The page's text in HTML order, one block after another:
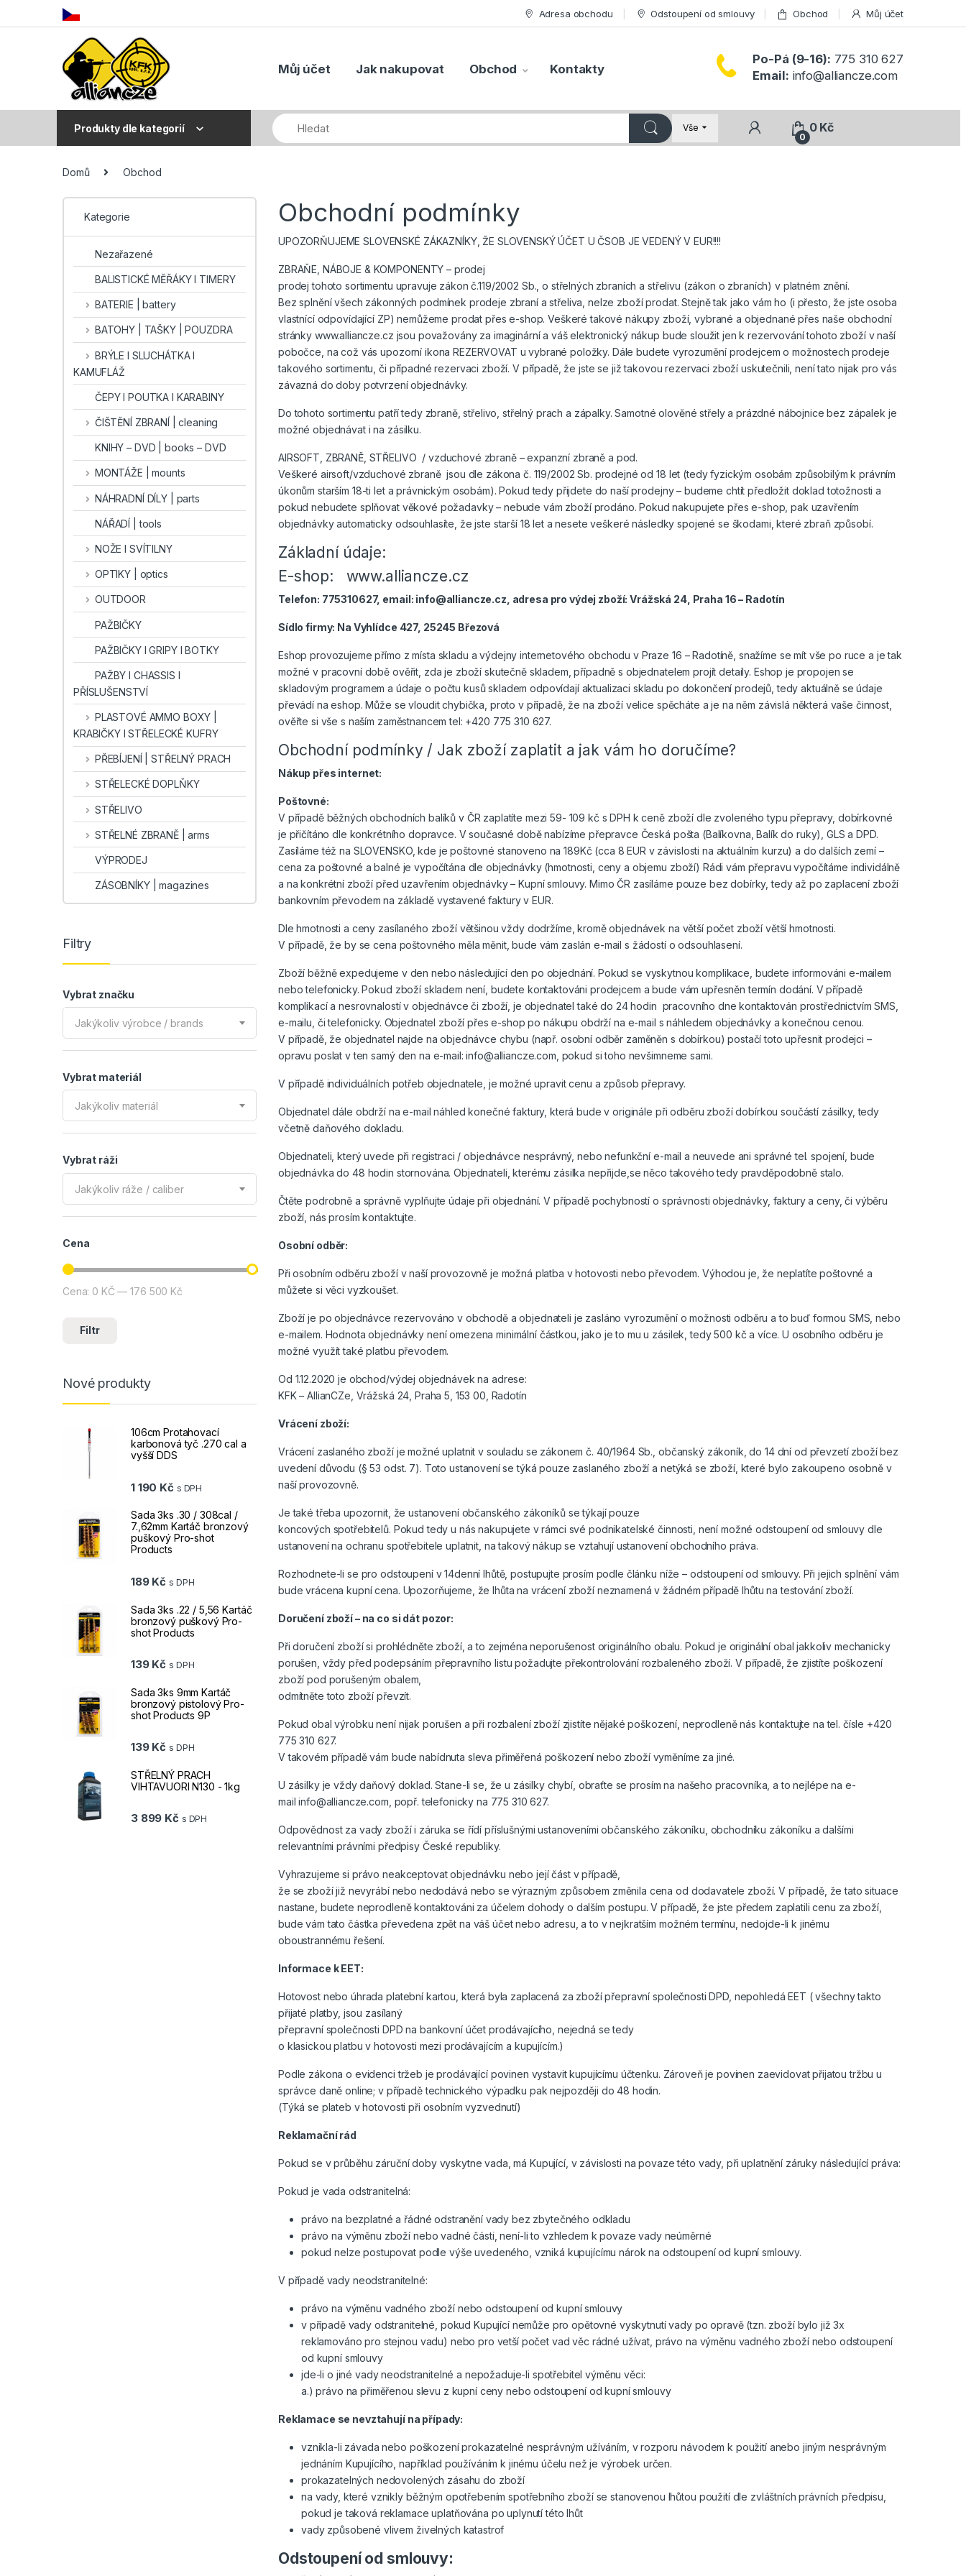
Skip to navigation
Skip to content Adresa obchodu Odstoupení od smlouvy Obchod Můj účet
Můj účet Jak nakupovat Obchod Kontakty
Po-Pá (9-16): 775 310 627
Email: info@alliancze.com
Produkty dle kategorií
Vše
0
0 Kč
Domů Obchod
Obchodní podmínky
UPOZORŇUJEME SLOVENSKÉ ZÁKAZNÍKY, ŽE SLOVENSKÝ ÚČET U ČSOB JE VEDENÝ V EUR!!!!
ZBRAŇE, NÁBOJE & KOMPONENTY – prodej
prodej tohoto sortimentu upravuje zákon č.119/2002 Sb., o střelných zbraních a střelivu (zákon o zbraních) v platném znění.
Bez splnění všech zákonných podmínek prodeje zbraní a střeliva, nelze zboží prodat. Stejně tak jako vám ho (i přesto, že jste osoba
vlastnící odpovídající ZP) nemůžeme prodat přes e-shop. Veškeré takové nákupy zboží, vybrané a objednané přes naše obchodní
stránky www.alliancze.cz jsou považovány za imaginární a váš elektronický nákup bude sloužit jen k rezervování tohoto zboží v naší
pobočce, na což vás upozorní ikona REZERVOVAT u vybrané položky. Dále budete vyrozumění prodejcem o možnostech prodeje
takového sortimentu, či případné rezervaci zboží. V případě, že jste se již takovou rezervaci zboží uskutečnili, není tato nijak pro vás
závazná do doby potvrzení objednávky.
Do tohoto sortimentu patří tedy zbraně, střelivo, střelný prach a zápalky. Samotné olověné střely a prázdné nábojnice bez zápalek je
možné objednávat i na zásilku.
AIRSOFT, ZBRANĚ, STŘELIVO / vzduchové zbraně – expanzní zbraně a pod.
Veškeré airsoft/vzduchové zbraně jsou dle zákona č. 119/2002 Sb. prodejné od 18 let (tedy fyzickým osobám způsobilým k právním
úkonům starším 18-ti let a právnickým osobám). Pokud tedy přijdete do naší prodejny – budeme chtít předložit doklad totožnosti a
pokud nebudete splňovat věkové požadavky – nebude vám zboží prodáno. Pokud nakupujete přes e-shop, pak uzavřením
objednávky automaticky odsouhlasíte, že jste starší 18 let a nesete veškeré následky spojené se škodami, které zbraň způsobí.
Základní údaje:
E-shop: www.alliancze.cz
Telefon: 775310627, email: info@alliancze.cz, adresa pro výdej zboží: Vrážská 24, Praha 16 – Radotín
Sídlo firmy: Na Vyhlídce 427, 25245 Březová
Eshop provozujeme přímo z místa skladu a výdejny internetového obchodu v Praze 16 – Radotíně, snažíme se mít vše po ruce a je tak
možné v pracovní době ověřit, zda je zboží skutečně skladem, případně s objednatelem projít detaily. Eshop je propojen se
skladovým programem a údaje o počtu kusů skladem odpovídají aktualizaci skladu po dokončení prodejů, tedy aktuálně se údaje
převádí na eshop. Může se vloudit chybička, proto v případě, že na zboží velice spěcháte a je na něm závislá některá vaše činnost,
ověřte si vše s naším zaměstnancem tel: +420 775 310 627.
Obchodní podmínky / Jak zboží zaplatit a jak vám ho doručíme?
Nákup přes internet:
Poštovné:
V případě běžných obchodních balíků v ČR zaplatíte mezi 59- 109 kč s DPH k ceně zboží dle zvoleného typu přepravy, dobírkovné
je přičítáno dle konkrétního dopravce. V současné době nabízíme přepravce Česká pošta (Balíkovna, Balík do ruky), GLS a DPD.
Zasíláme též na SLOVENSKO, kde je poštovné stanoveno na 189Kč (cca 8 EUR v závislosti na aktuálním kurzu) a do dalších zemí –
cena za poštovné a balné je vypočítána dle objednávky (hmotnosti, ceny a objemu zboží) Rádi vám přepravu vypočítáme individálně
a na konkrétní zboží před uzavřením objednávky – Kupní smlouvy. Mimo ČR zasíláme pouze bez dobírky, tedy až po zaplacení zboží
bankovním převodem na základě vystavené faktury v EUR.
Dle hmotnosti a ceny zasílaného zboží většinou vždy dodržíme, kromě objednávek na větší počet zboží větší hmotnosti.
V případě, že by se cena poštovného měla měnit, bude vám zaslán e-mail s žádostí o odsouhlasení.
Zboží běžně expedujeme v den nebo následující den po objednání. Pokud se vyskytnou komplikace, budete informováni e-mailem
nebo telefonicky. Pokud zboží skladem není, budete kontaktováni prodejcem a bude vám upřesněn termín dodání. V případě
komplikací a nesrovnalostí v objednávce či zboží, je objednatel také do 24 hodin pracovního dne kontaktován prostřednictvím SMS,
e-mailu, či telefonicky. Objednatel zboží přes e-shop po nákupu obdrží na e-mail s náhledem objednávky a konečnou cenou.
V případě, že objednatel najde na objednávce chybu (např. osobní odběr zaměněn s dobírkou) postačí toto upřesnit prodejci –
opravu poslat v ten samý den na e-mail: info@alliancze.com, pokud si toho nevšimneme sami.
V případě individuálních potřeb objednatele, je možné upravit cenu a způsob přepravy.
Objednatel dále obdrží na e-mail náhled konečné faktury, která bude v originále při odběru zboží dobírkou součástí zásilky, tedy
včetně daňového dokladu.
Objednateli, který uvede při registraci / objednávce nesprávný, nebo nefunkční e-mail a neuvede ani správné tel. spojení, bude
objednávka do 48 hodin stornována. Objednateli, kterému zásilka nepřijde,se něco takového tedy pravděpodobně stalo.
Čtěte podrobně a správně vyplňujte údaje při objednání. V případě pochybností o správnosti objednávky, faktury a ceny, či výběru
zboží, nás prosím kontaktujte.
Osobní odběr:
Při osobním odběru zboží v naší provozovně je možná platba v hotovosti nebo převodem. Výhodou je, že neplatíte poštovné a
můžete si věci vyzkoušet.
Zboží je po objednávce rezervováno v obchodě a objednateli je zasláno vyrozumění o možnosti odběru a to buď formou SMS, nebo
e-mailem. Hodnota objednávky není omezena minimální částkou, jako je to mu u zásilek, tedy 500 kč a více. U osobního odběru je
možné využít také platbu převodem.
Od 1.12.2020 je obchod/výdej objednávek na adrese:
KFK – AllianCZe, Vrážská 24, Praha 5, 153 00, Radotín
Vrácení zboží:
Vrácení zaslaného zboží je možné uplatnit v souladu se zákonem č. 40/1964 Sb., občanský zákoník, do 14 dní od převzetí zboží bez
uvedení důvodu (§ 53 odst. 7). Toto ustanovení se týká pouze zaslaného zboží a netýká se zboží, které bylo zakoupeno osobně v
naší provozovně.
Je také třeba upozornit, že ustanovení občanského zákoníků se týkají pouze
koncových spotřebitelů. Pokud tedy u nás nakupujete v rámci své podnikatelské činnosti, není možné odstoupení od smlouvy dle
ustanovení na ochranu spotřebitele uplatnit, na takový nákup se vztahují ustanovení obchodního práva.
Rozhodnete-li se pro odstoupení v 14denní lhůtě, postupujte prosím podle článku níže – odstoupení od smlouvy. Při jejich splnění vám
bude vrácena kupní cena. Upozorňujeme, že lhůta na vrácení zboží neznamená v žádném případě lhůtu na testování zboží.
Doručení zboží – na co si dát pozor:
Při doručení zboží si prohlédněte zboží, a to zejména neporušenost originálního obalu. Pokud je originální obal jakkoliv mechanicky
porušen, vždy před podepsáním přepravního listu požadujte překontrolování rozbaleného zboží. V případě, že zjistíte poškození
zboží pod porušeným obalem,
odmítněte toto zboží převzít.
Pokud obal výrobku není nijak porušen a při rozbalení zboží zjistíte nějaké poškození, neprodleně nás kontaktujte na tel. čísle +420
775 310 627.
V takovém případě vám bude nabídnuta sleva přiměřená poškození nebo zboží vyměníme za jiné.
U zásilky je vždy daňový doklad. Stane-li se, že u zásilky chybí, obraťte se prosím na našeho pracovníka, a to nejlépe na e-
mail info@alliancze.com, popř. telefonicky na 775 310 627.
Odpovědnost za vady zboží i záruka se řídí příslušnými ustanoveními občanského zákoníku, obchodníku zákoníku a dalšími
relevantními právními předpisy České republiky.
Vyhrazujeme si právo neakceptovat objednávku nebo její část v případě,
že se zboží již nevyrábí nebo nedodává nebo se výrazným způsobem změnila cena od dodavatele zboží. V případě, že tato situace
nastane, budete neprodleně kontaktováni za účelem dohody o dalším postupu. V případě, že jste předem zaplatili cenu za zboží,
bude vám tato částka převedena zpět na váš účet nebo adresu, a to v nejkratším možném termínu, nedojde-li k jinému
oboustrannému řešení.
Informace k EET:
Hotovost nebo úhrada platební kartou, která byla zaplacená za zboží přepravní společnosti DPD, nepohledá EET ( všechny takto
přijaté platby, jsou zasílaný
přepravní společnosti DPD na bankovní účet prodávajícího, nejedná se tedy
o klasickou platbu v hotovosti mezi prodávajícím a kupujícím.)
Podle zákona o evidenci tržeb je prodávající povinen vystavit kupujícímu účtenku. Zároveň je povinen zaevidovat přijatou tržbu u
správce daně online; v případě technického výpadku pak nejpozději do 48 hodin.
(Týká se plateb v hotovosti při osobním vyzvednutí)
Reklamační rád
Pokud se v průběhu záruční doby vyskytne vada, má Kupující, v závislosti na povaze této vady, při uplatnění záruky následující práva:
Pokud je vada odstranitelná:
právo na bezplatné a řádné odstranění vady bez zbytečného odkladu
právo na výměnu zboží nebo vadné části, není-li to vzhledem k povaze vady neúměrné
pokud nelze postupovat podle výše uvedeného, vzniká kupujícímu nárok na odstoupení od kupní smlouvy.
V případě vady neodstranitelné:
právo na výměnu vadného zboží nebo odstoupení od kupní smlouvy
v případě vady odstranitelné, pokud Kupující nemůže pro opětovné vyskytnutí vady po opravě (tzn. zboží bylo již 3x
reklamováno pro stejnou vadu) nebo pro vetší počet vad věc rádné užívat, právo na výměnu vadného zboží nebo odstoupení
od kupní smlouvy
jde-li o jiné vady neodstranitelné a nepožaduje-li spotřebitel výměnu věci:
a.) právo na přiměřenou slevu z kupní ceny nebo odstoupení od kupní smlouvy
Reklamace se nevztahují na případy:
vznikla-li závada nebo poškození prokazatelné nesprávným užíváním, v rozporu návodem k použití anebo jiným nesprávným
jednáním Kupujícího, například používáním k jinému účelu než je výrobek určen.
prokazatelných nedovolených zásahu do zboží
na vady, které vznikly běžným opotřebením spotřebního zboží se stanovenou lhůtou použití dle zvláštních právních předpisu,
pokud je taková reklamace uplatňována po uplynutí této lhůt
vady způsobené vlivem živelných katastrof
Odstoupení od smlouvy:
Kategorie
Nezařazené
BALISTICKÉ MĚŘÁKY I TIMERY
BATERIE | battery
BATOHY | TAŠKY | POUZDRA
BRÝLE l SLUCHÁTKA l
KAMUFLÁŽ
ČEPY I POUTKA I KARABINY
ČIŠTĚNÍ ZBRANÍ | cleaning
KNIHY – DVD | books – DVD
MONTÁŽE | mounts
NÁHRADNÍ DÍLY | parts
NÁŘADÍ | tools
NOŽE I SVÍTILNY
OPTIKY | optics
OUTDOOR
PAŽBIČKY
PAŽBIČKY I GRIPY I BOTKY
PAŽBY I CHASSIS I
PŘÍSLUŠENSTVÍ
PLASTOVÉ AMMO BOXY |
KRABIČKY I STŘELECKÉ KUFRY
PŘEBÍJENÍ | STŘELNÝ PRACH
STŘELECKÉ DOPLŇKY
STŘELIVO
STŘELNÉ ZBRANĚ | arms
VÝPRODEJ
ZÁSOBNÍKY | magazines
Filtry
Vybrat značku
Jakýkoliv výrobce / brands
Vybrat materiál
Jakýkoliv materiál
Vybrat ráži
Jakýkoliv ráže / caliber
Cena
Minimální cena
Maximální cena
Filtr
Cena: 0 KČ —176 500 Kč
Nové produkty
106cm Protahovací
karbonová tyč .270 cal a
vyšší DDS
1 190 Kč s DPH
Sada 3ks .30 / 308cal /
7.,62mm Kartáč bronzový
puškový Pro-shot
Products
189 Kč s DPH
Sada 3ks .22 / 5,56 Kartáč
bronzový puškový Pro-
shot Products
139 Kč s DPH
Sada 3ks 9mm Kartáč
bronzový pistolový Pro-
shot Products 9P
139 Kč s DPH
STŘELNÝ PRACH
VIHTAVUORI N130 - 1kg
3 899 Kč s DPH